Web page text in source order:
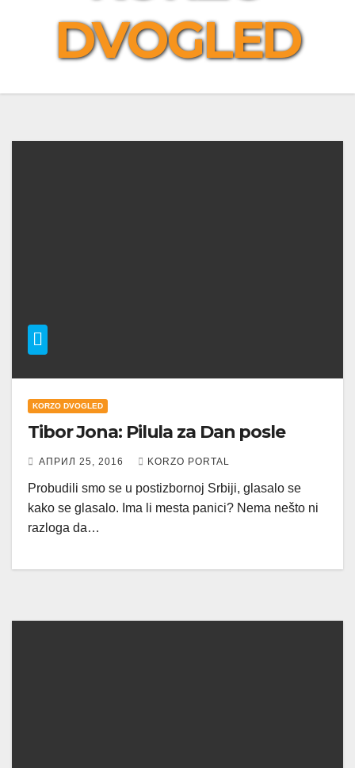
DVOGLED
KORZO DVOGLED
Tibor Jona: Pilula za Dan posle
АПРИЛ 25, 2016 KORZO PORTAL
Probudili smo se u postizbornoj Srbiji, glasalo se
kako se glasalo. Ima li mesta panici? Nema nešto ni
razloga da…